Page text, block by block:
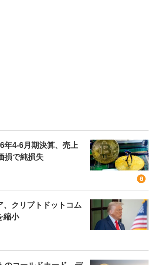
年4-6月期決算、売上
で純損失
、クリプトドットコム
縮小